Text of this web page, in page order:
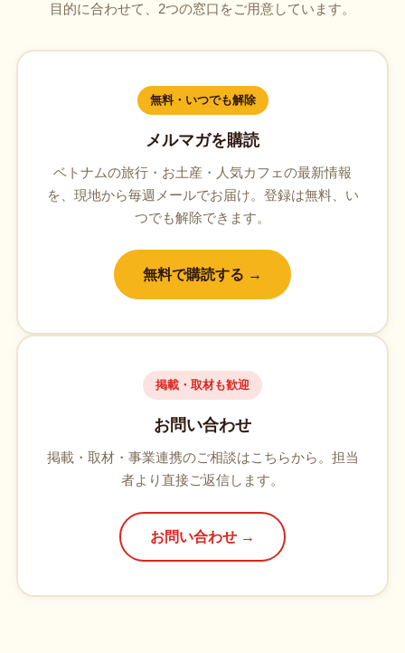
目的に合わせて、2つの窓口をご用意しています。
無料・いつでも解除
メルマガを購読
ベトナムの旅行・お土産・人気カフェの最新情報
を、現地から毎週メールでお届け。登録は無料、い
つでも解除できます。
無料で購読する →
掲載・取材も歓迎
お問い合わせ
掲載・取材・事業連携のご相談はこちらから。担当
者より直接ご返信します。
お問い合わせ →